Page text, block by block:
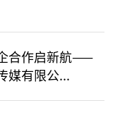
合作启新航——
媒有限公...